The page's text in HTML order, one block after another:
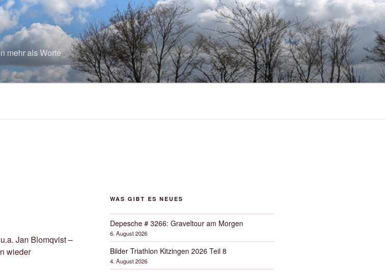
mehr als Worte
Jan Blomqvist –
wieder
WAS GIBT ES NEUES
Depesche # 3266: Graveltour am Morgen
6. August 2026
Bilder Triathlon Kitzingen 2026 Teil 8
4. August 2026